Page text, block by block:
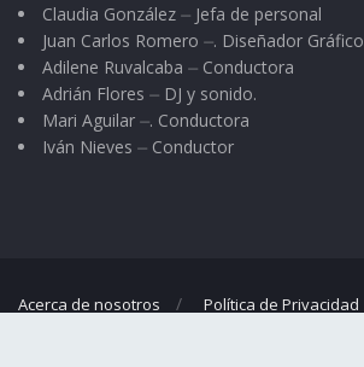
Claudia González ⏤ Jefa de personal
Juan Carlos Romero ⏤. Diseñador Gráfico
Adilene Ruvalcaba ⏤ Conductora
Adrián Flores ⏤ DJ y sonido.
Mari Aguilar ⏤. Conductora
Iván Nieves ⏤ Conductor
Acerca de nosotros Política de Privacidad